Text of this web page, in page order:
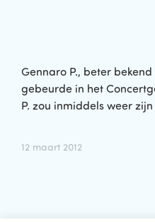
Gennaro P., beter
gebeurde in het
P. zou inmiddels weer
12 maart 2012